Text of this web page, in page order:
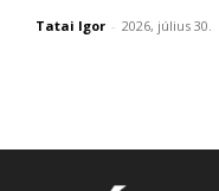
Tatai Igor - 2026, július 30.